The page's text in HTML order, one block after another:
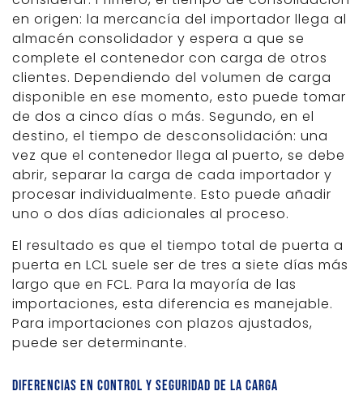
en origen: la mercancía del importador llega al
almacén consolidador y espera a que se
complete el contenedor con carga de otros
clientes. Dependiendo del volumen de carga
disponible en ese momento, esto puede tomar
de dos a cinco días o más. Segundo, en el
destino, el tiempo de desconsolidación: una
vez que el contenedor llega al puerto, se debe
abrir, separar la carga de cada importador y
procesar individualmente. Esto puede añadir
uno o dos días adicionales al proceso.
El resultado es que el tiempo total de puerta a
puerta en LCL suele ser de tres a siete días más
largo que en FCL. Para la mayoría de las
importaciones, esta diferencia es manejable.
Para importaciones con plazos ajustados,
puede ser determinante.
Diferencias en control y seguridad de la carga